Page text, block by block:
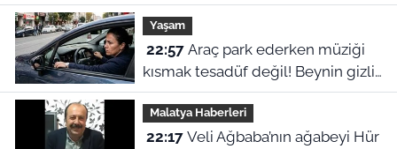
yumurta var
Yaşam
22:57Araç park ederken müziği
kısmak tesadüf değil! Beynin gizli
refleksiymiş
Malatya Haberleri
22:17Veli Ağbaba’nın ağabeyi Hür